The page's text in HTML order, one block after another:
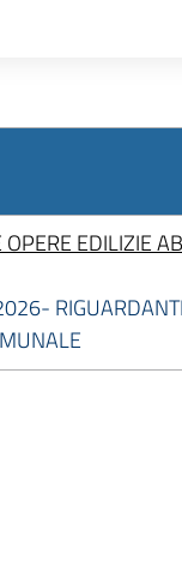
OPERE EDILIZIE